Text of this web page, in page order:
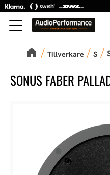
Meny
Tillverkare S
SONUS FABER